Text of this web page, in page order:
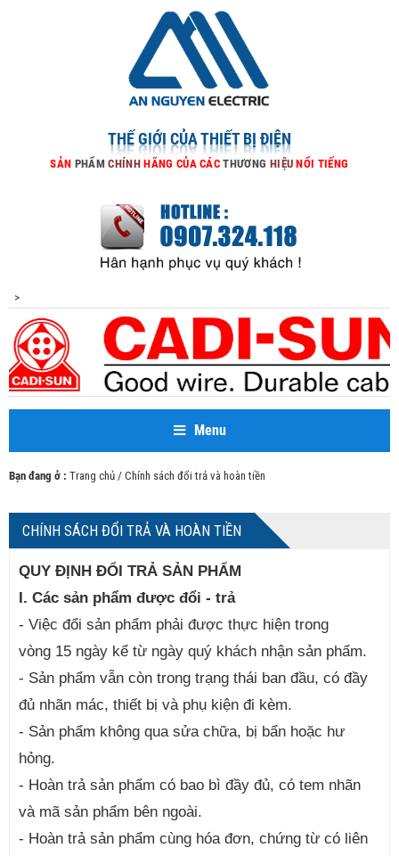
THẾ GIỚI CỦA THIẾT BỊ ĐIỆN
SẢN PHẨM CHÍNH HÃNG CỦA CÁC THƯƠNG HIỆU NỔI TIẾNG
>
Menu
Bạn đang ở : Trang chủ / Chính sách đổi trả và hoàn tiền
CHÍNH SÁCH ĐỔI TRẢ VÀ HOÀN TIỀN
QUY ĐỊNH ĐỔI TRẢ SẢN PHẨM
I. Các sản phẩm được đổi - trả
- Việc đổi sản phẩm phải được thực hiện trong
vòng 15 ngày kể từ ngày quý khách nhận sản phẩm.
- Sản phẩm vẫn còn trong trạng thái ban đầu, có đầy
đủ nhãn mác, thiết bị và phụ kiện đi kèm.
- Sản phẩm không qua sửa chữa, bị bẩn hoặc hư
hỏng.
- Hoàn trả sản phẩm có bao bì đầy đủ, có tem nhãn
và mã sản phẩm bên ngoài.
- Hoàn trả sản phẩm cùng hóa đơn, chứng từ có liên